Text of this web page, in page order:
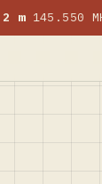
2 m145.550